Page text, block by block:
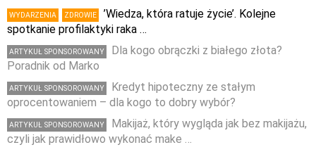
WYDARZENIA ZDROWIE
’Wiedza, która ratuje życie’. Kolejne
spotkanie profilaktyki raka …
ARTYKUŁ SPONSOROWANY
Dla kogo obrączki z białego złota?
Poradnik od Marko
ARTYKUŁ SPONSOROWANY
Kredyt hipoteczny ze stałym
oprocentowaniem – dla kogo to dobry wybór?
ARTYKUŁ SPONSOROWANY
Makijaż, który wygląda jak bez makijażu,
czyli jak prawidłowo wykonać make …